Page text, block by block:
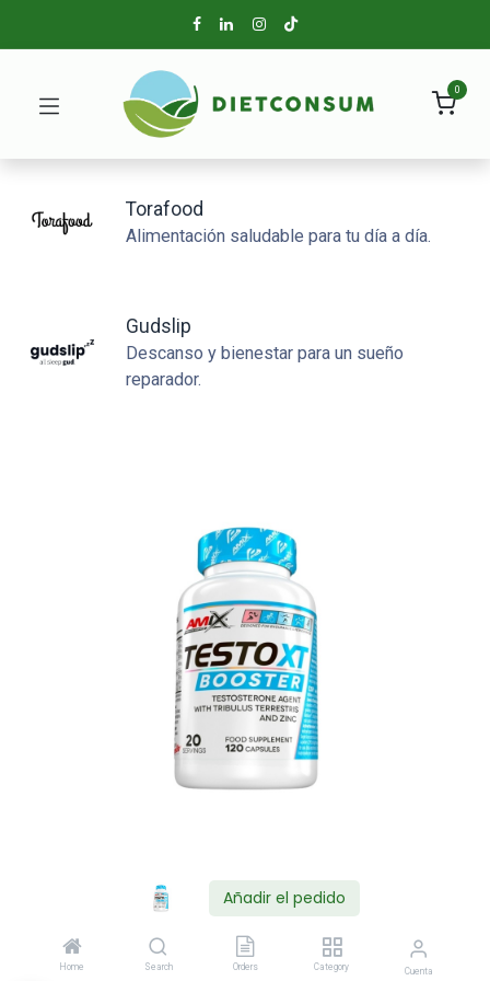
Añadir el pedido
Home Search Orders Category Cuenta
0
Torafood
Alimentación saludable para tu día a día.
Gudslip
Descanso y bienestar para un sueño
reparador.
Shop